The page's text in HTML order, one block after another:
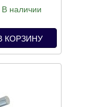
В наличии
КОРЗИНУ